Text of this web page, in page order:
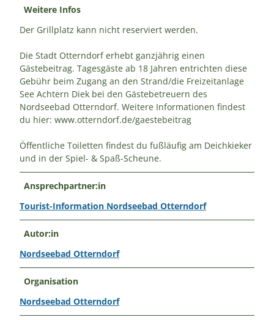
Weitere Infos
Der Grillplatz kann nicht reserviert werden.
Die Stadt Otterndorf erhebt ganzjährig einen
Gästebeitrag. Tagesgäste ab 18 Jahren entrichten diese
Gebühr beim Zugang an den Strand/die Freizeitanlage
See Achtern Diek bei den Gästebetreuern des
Nordseebad Otterndorf. Weitere Informationen findest
du hier: www.otterndorf.de/gaestebeitrag
Öffentliche Toiletten findest du fußläufig am Deichkieker
und in der Spiel- & Spaß-Scheune.
Ansprechpartner:in
Tourist-Information Nordseebad Otterndorf
Autor:in
Nordseebad Otterndorf
Organisation
Nordseebad Otterndorf